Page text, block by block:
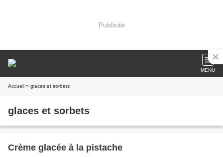
Publicité
MENU
Accueil » glaces et sorbets
glaces et sorbets
Crème glacée à la pistache